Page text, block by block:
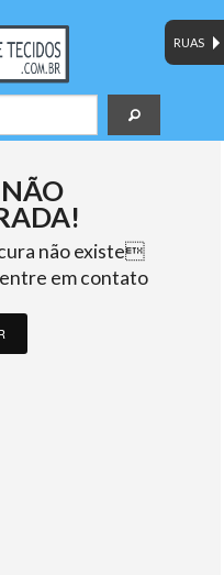
RUAS
não existe
em contato